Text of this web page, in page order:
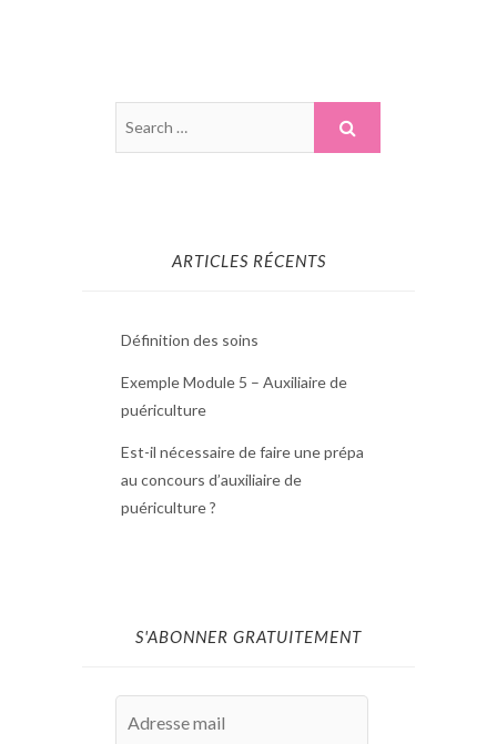
ARTICLES RÉCENTS
Définition des soins
Exemple Module 5 – Auxiliaire de
puériculture
Est-il nécessaire de faire une prépa
au concours d’auxiliaire de
puériculture ?
S'ABONNER GRATUITEMENT